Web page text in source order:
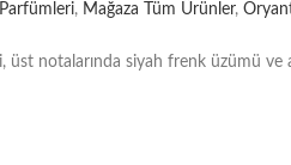
Parfümleri, Mağaza Tüm Ürünler,
üst notalarında siyah frenk üzümü